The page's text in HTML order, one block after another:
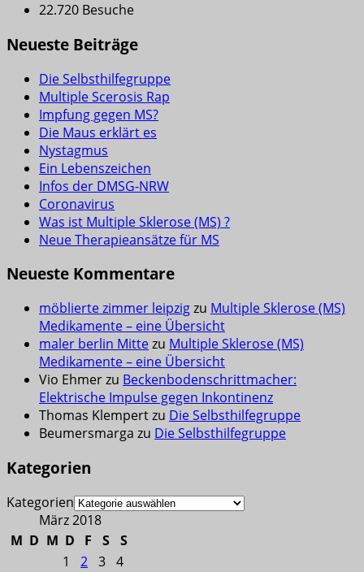
22.720 Besuche
Neueste Beiträge
Die Selbsthilfegruppe
Multiple Scerosis Rap
Impfung gegen MS?
Die Maus erklärt es
Nystagmus
Ein Lebenszeichen
Infos der DMSG-NRW
Coronavirus
Was ist Multiple Sklerose (MS) ?
Neue Therapieansätze für MS
Neueste Kommentare
möblierte zimmer leipzigzu Multiple Sklerose (MS)
Medikamente – eine Übersicht
maler berlin Mittezu Multiple Sklerose (MS)
Medikamente – eine Übersicht
Vio Ehmerzu Beckenbodenschrittmacher:
Elektrische Impulse gegen Inkontinenz
Thomas Klempertzu Die Selbsthilfegruppe
Beumersmarga zu Die Selbsthilfegruppe
Kategorien
Kategorien
März 2018
M D M D F S
S
1
2 3 4